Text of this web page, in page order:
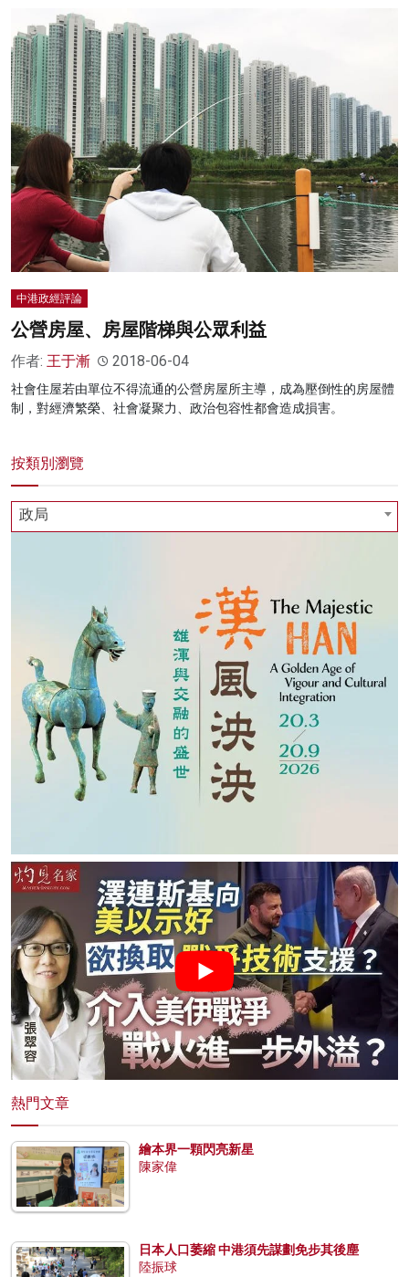
中港政經評論
公營房屋、房屋階梯與公眾利益
作者: 王于漸 2018-06-04
社會住屋若由單位不得流通的公營房屋所主導，成為壓倒性的房屋體
制，對經濟繁榮、社會凝聚力、政治包容性都會造成損害。
按類別瀏覽
政局
熱門文章
繪本界一顆閃亮新星
陳家偉
日本人口萎縮 中港須先謀劃免步其後塵
陸振球